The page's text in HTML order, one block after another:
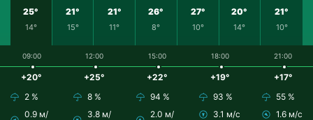
25°
14°
21°
15°
21°
11°
26°
8°
27°
10°
20°
14°
21°
10°
09:00
+20°
2 %
0.9 м/
12:00
+25°
8 %
3.8 м/
15:00
+22°
94 %
2.0 м/
18:00
+19°
93 %
3.1 м/с
21:00
+17°
55 %
1.6 м/с